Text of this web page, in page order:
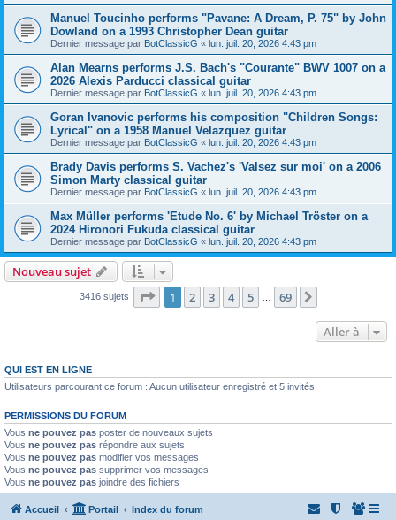
Manuel Toucinho performs "Pavane: A Dream, P. 75" by John
Dowland on a 1993 Christopher Dean guitar
Dernier message par BotClassicG « lun. juil. 20, 2026 4:43 pm
Alan Mearns performs J.S. Bach's "Courante" BWV 1007 on a
2026 Alexis Parducci classical guitar
Dernier message par BotClassicG « lun. juil. 20, 2026 4:43 pm
Goran Ivanovic performs his composition "Children Songs:
Lyrical" on a 1958 Manuel Velazquez guitar
Dernier message par BotClassicG « lun. juil. 20, 2026 4:43 pm
Brady Davis performs S. Vachez's 'Valsez sur moi' on a 2006
Simon Marty classical guitar
Dernier message par BotClassicG « lun. juil. 20, 2026 4:43 pm
Max Müller performs 'Etude No. 6' by Michael Tröster on a
2024 Hironori Fukuda classical guitar
Dernier message par BotClassicG « lun. juil. 20, 2026 4:43 pm
Nouveau sujet
3416 sujets Page 1sur69
1 2 3 4 5 69
Aller à
QUI EST EN LIGNE
Utilisateurs parcourant ce forum : Aucun utilisateur enregistré et 5 invités
PERMISSIONS DU FORUM
Vous ne pouvez pas poster de nouveaux sujets
Vous ne pouvez pas répondre aux sujets
Vous ne pouvez pas modifier vos messages
Vous ne pouvez pas supprimer vos messages
Vous ne pouvez pas joindre des fichiers
Accueil Portail Index du forum